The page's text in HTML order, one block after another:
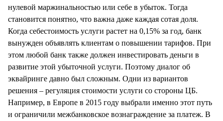
нулевой маржинальностью или себе в убыток. Тогда
становится понятно, что важна даже каждая сотая доля.
Когда себестоимость услуги растет на 0,15% за год, банк
вынужден объявлять клиентам о повышении тарифов. При
этом любой банк также должен инвестировать деньги в
развитие этой убыточной услуги. Поэтому диалог об
эквайринге давно был сложным. Одни из вариантов
решения – регуляция стоимости услуги со стороны ЦБ.
Например, в Европе в 2015 году выбрали именно этот путь
и ограничили межбанковское вознаграждение за платеж. В